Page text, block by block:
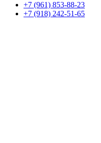
+7 (961) 853-88-23
+7 (918) 242-51-65